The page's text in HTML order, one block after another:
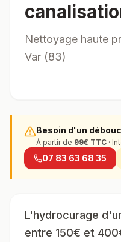
Nettoyage haute
Var (83)
Besoin d'un
À partir de 99€ TTC ·
07 83 63 68 35
L'hydrocurage
entre 150€ et